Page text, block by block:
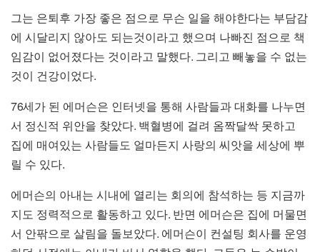
그는 은퇴후 가장 좋은 점으로 무슨 일을 해야한다는 부담감
에 시달리지 않아도 되는것이라고 했으며 나빠진 점으로 책
임감이 없어졌다는 것이라고 말했다. 그리고 빼놓을 수 없는
것이 건강이었다.
76세가 된 에머슨은 인터넷을 통해 사람들과 대화를 나누면
서 정신적 위안을 찾았다. 백혈병에 걸려 옴짝달싹 못하고
집에 매여있는 사람들도 얼마든지 사랑의 씨앗을 세상에 뿌
릴 수 있다.
에머슨의 아내는 시내에 열리는 회의에 참석하는 등 지금까
지도 정력적으로 활동하고 있다. 반면 에머슨은 집에 머물면
서 안팎으로 살림을 돌보았다. 에머슨이 컨설팅 회사를 운영